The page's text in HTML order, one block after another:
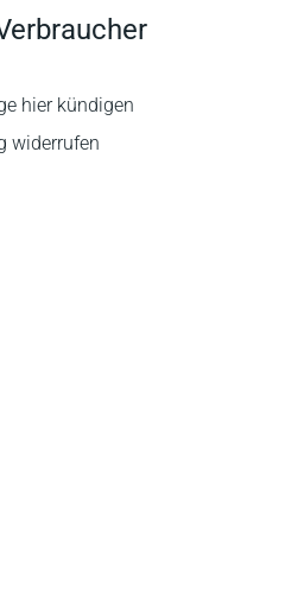
hier kündigen
widerrufen